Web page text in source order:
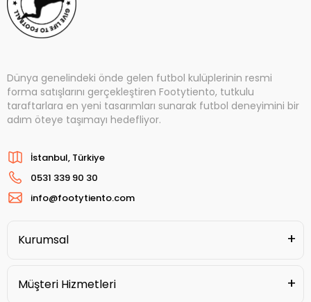
Dünya genelindeki önde gelen futbol kulüplerinin resmi
forma satışlarını gerçekleştiren Footytiento, tutkulu
taraftarlara en yeni tasarımları sunarak futbol deneyimini bir
adım öteye taşımayı hedefliyor.
İstanbul, Türkiye
0531 339 90 30
info@footytiento.com
Kurumsal
Müşteri Hizmetleri